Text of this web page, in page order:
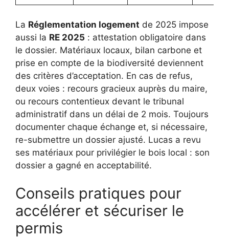
La Réglementation logement de 2025 impose
aussi la RE 2025 : attestation obligatoire dans
le dossier. Matériaux locaux, bilan carbone et
prise en compte de la biodiversité deviennent
des critères d’acceptation. En cas de refus,
deux voies : recours gracieux auprès du maire,
ou recours contentieux devant le tribunal
administratif dans un délai de 2 mois. Toujours
documenter chaque échange et, si nécessaire,
re-submettre un dossier ajusté. Lucas a revu
ses matériaux pour privilégier le bois local : son
dossier a gagné en acceptabilité.
Conseils pratiques pour
accélérer et sécuriser le
permis